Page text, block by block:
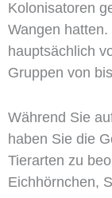
Kolonisatoren
Wangen
hauptsächlich
Gruppen von
Während Sie
haben Sie die
Tierarten zu
Eichhörnchen,